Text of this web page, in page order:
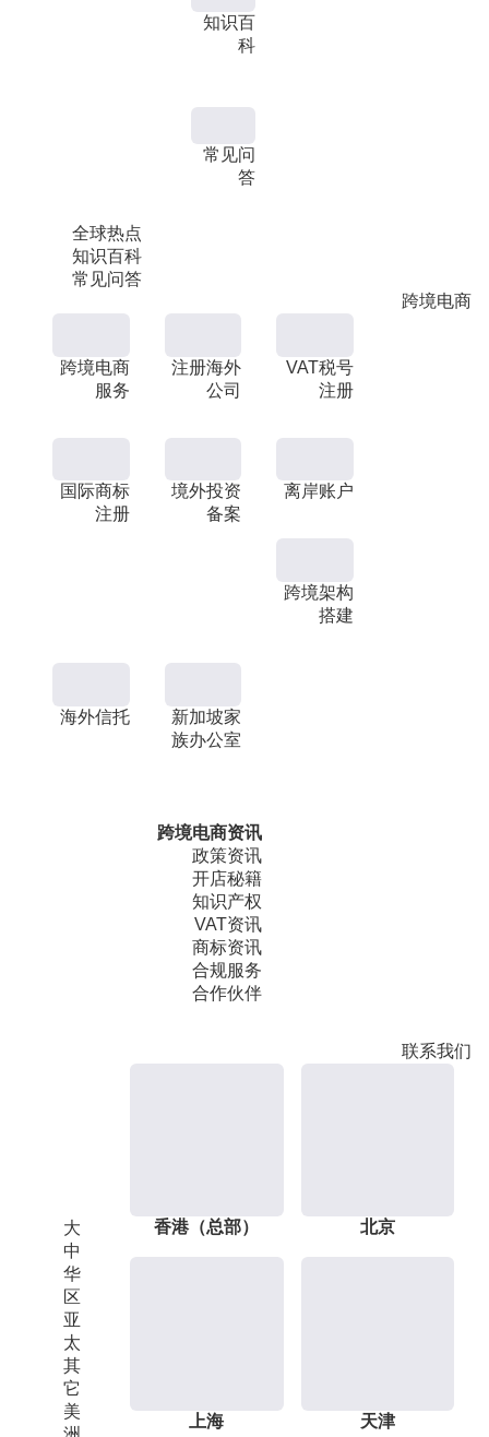
全球热点
知识百科
常见问答
知识百
科
常见问
答
跨境电商
跨境电商
服务
注册海外
公司
VAT税号
注册
国际商标
注册
境外投资
备案
离岸账户
跨境架构
搭建
海外信托
新加坡家
族办公室
跨境电商资讯
政策资讯
开店秘籍
知识产权
VAT资讯
商标资讯
合规服务
合作伙伴
联系我们
大
中
华
区
亚
太
其
它
美
香港（总部） 北京
上海 天津